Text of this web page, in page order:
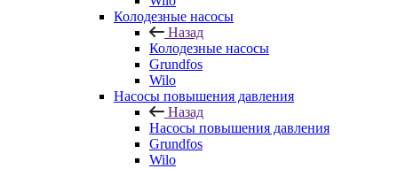
Колодезные насосы
Назад
Колодезные насосы
Grundfos
Wilo
Насосы повышения давления
Назад
Насосы повышения давления
Grundfos
Wilo